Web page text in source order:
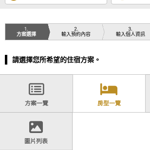
1
方案選擇
2
輸入預約內容
3
輸入個人資訊
請選擇您所希望的住宿方案。
方案一覽 房型一覽
圖片列表